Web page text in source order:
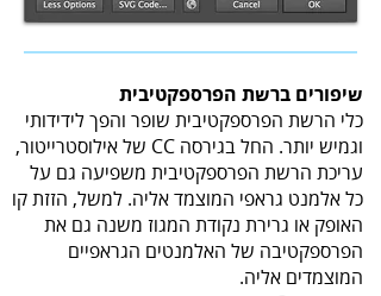
שיפורים ברשת הפרספקטיבית
כלי הרשת הפרספקטיבית שופר והפך לידידותי
וגמיש יותר. החל בגירסה CC של אילוסטרייטור,
עריכת הרשת הפרספקטיבית משפיעה גם על
כל אלמנט גראפי המוצמד אליה. למשל, הזזת קו
האופק או גרירת נקודת המגוז משנה גם את
הפרספקטיבה של האלמנטים הגראפיים
המוצמדים אליה.